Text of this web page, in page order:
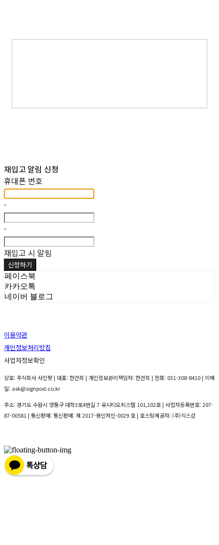
재입고 알림 신청
휴대폰 번호
-
-
재입고 시 알림
신청하기
페이스북
카카오톡
네이버 블로그
이용약관
개인정보처리방침
사업자정보확인
상호: 주식회사 사인팟 | 대표: 한건희 | 개인정보관리책임자: 한건희 | 전화: 031-308-8410 | 이메
일: ask@signpod.co.kr
주소: 경기도 수원시 영통구 대학3로4번길 7 유시티오피스텔 101,102호 | 사업자등록번호:207-
87-00581 | 통신판매: 통신판매: 제 2017-용인처인-0029 호 | 호스팅제공자: (주)식스샵